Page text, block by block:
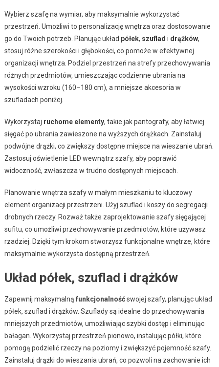
Wybierz szafę na wymiar, aby maksymalnie wykorzystać
przestrzeń. Umożliwi to personalizację wnętrza oraz dostosowanie
go do Twoich potrzeb. Planując układ półek, szuflad i drążków,
stosuj różne szerokości i głębokości, co pomoże w efektywnej
organizacji wnętrza. Podziel przestrzeń na strefy przechowywania
różnych przedmiotów, umieszczając codzienne ubrania na
wysokości wzroku (160–180 cm), a mniejsze akcesoria w
szufladach poniżej.
Wykorzystaj ruchome elementy, takie jak pantografy, aby łatwiej
sięgać po ubrania zawieszone na wyższych drążkach. Zainstaluj
podwójne drążki, co zwiększy dostępne miejsce na wieszanie ubrań.
Zastosuj oświetlenie LED wewnątrz szafy, aby poprawić
widoczność, zwłaszcza w trudno dostępnych miejscach.
Planowanie wnętrza szafy w małym mieszkaniu to kluczowy
element organizacji przestrzeni. Użyj szuflad i koszy do segregacji
drobnych rzeczy. Rozważ także zaprojektowanie szafy sięgającej
sufitu, co umożliwi przechowywanie przedmiotów, które używasz
rzadziej. Dzięki tym krokom stworzysz funkcjonalne wnętrze, które
maksymalnie wykorzysta dostępną przestrzeń.
Układ półek, szuflad i drążków
Zapewnij maksymalną funkcjonalnośćswojej szafy, planując układ
półek, szuflad i drążków. Szuflady są idealne do przechowywania
mniejszych przedmiotów, umożliwiając szybki dostęp i eliminując
bałagan. Wykorzystaj przestrzeń pionowo, instalując półki, które
pomogą podzielić rzeczy na poziomy i zwiększyć pojemność szafy.
Zainstaluj drążki do wieszania ubrań, co pozwoli na zachowanie ich